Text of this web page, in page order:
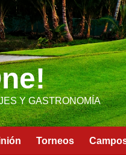
Y GASTRONOMÍA
Torneos